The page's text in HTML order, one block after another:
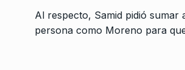
Al respecto, Samid pidió
persona como Moreno para